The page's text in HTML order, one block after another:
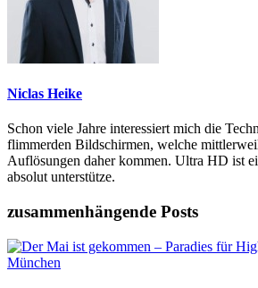
Niclas Heike
Schon viele Jahre interessiert mich die
flimmerden Bildschirmen, welche
Auflösungen daher kommen. Ultra HD ist
absolut unterstütze.
zusammenhängende Posts